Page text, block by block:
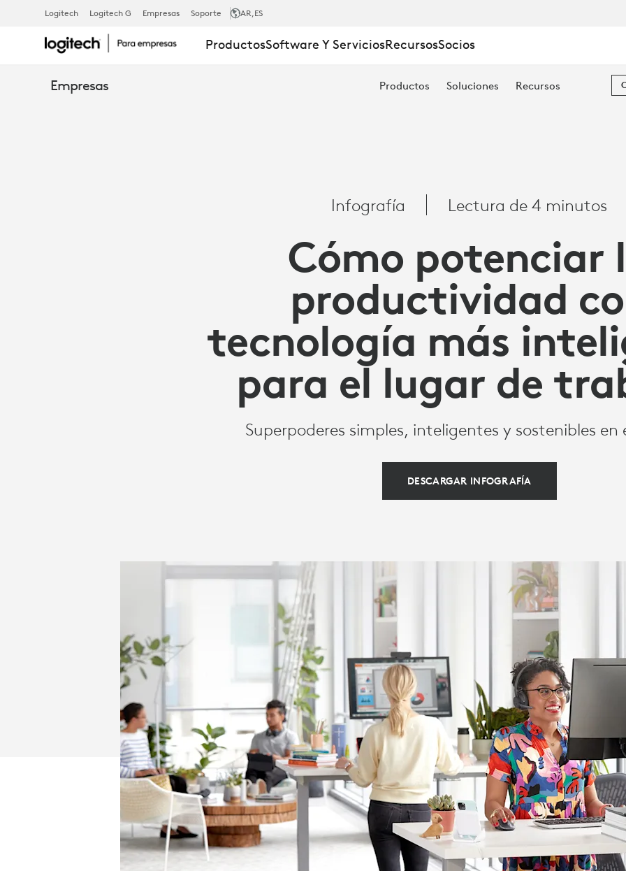
CÓMO
POTENCIAR
PRODUCTIVIDAD
TECNOLOGÍA
INTELIGENTE
TRABAJO
Logitech Logitech G Empresas Soporte AR,ES
ProductosSoftware Y ServiciosRecursosSocios
Empresas Productos Soluciones Recursos
Infografía Lectura de 4 minutos
Cómo potenciar
productividad
tecnología más
para el lugar de
Superpoderes simples, inteligentes y sostenibles
DESCARGAR INFOGRAFÍA